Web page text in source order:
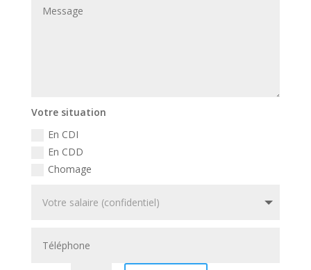
Votre situation
En CDI
En CDD
Chomage